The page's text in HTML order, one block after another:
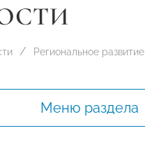
Региональное развитие
Меню раздела